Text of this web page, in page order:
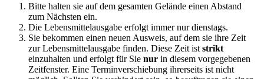
Bitte halten sie auf dem gesamten Gelände einen Abstand
zum Nächsten ein.
Die Lebensmittelausgabe erfolgt immer nur dienstags.
Sie bekommen einen neuen Ausweis, auf dem sie ihre Zeit
zur Lebensmittelausgabe finden. Diese Zeit ist strikt
einzuhalten und erfolgt für Sie nur in diesem vorgegebenen
Zeitfenster. Eine Terminverschiebung ihrerseits ist nicht